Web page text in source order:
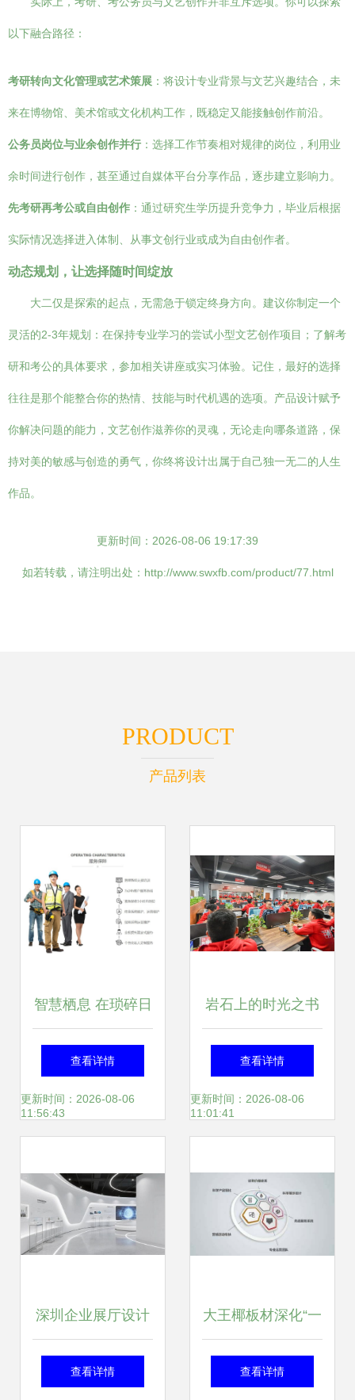
以下融合路径：
考研转向文化管理或艺术策展 ：将设计专业背景与文艺兴趣结合，未
来在博物馆、美术馆或文化机构工作，既稳定又能接触创作前沿。
公务员岗位与业余创作并行 ：选择工作节奏相对规律的岗位，利用业
余时间进行创作，甚至通过自媒体平台分享作品，逐步建立影响力。
先考研再考公或自由创作 ：通过研究生学历提升竞争力，毕业后根据
实际情况选择进入体制、从事文创行业或成为自由创作者。
动态规划，让选择随时间绽放
大二仅是探索的起点，无需急于锁定终身方向。建议你制定一个
灵活的2-3年规划：在保持专业学习的尝试小型文艺创作项目；了解考
研和考公的具体要求，参加相关讲座或实习体验。记住，最好的选择
往往是那个能整合你的热情、技能与时代机遇的选项。产品设计赋予
你解决问题的能力，文艺创作滋养你的灵魂，无论走向哪条道路，保
持对美的敏感与创造的勇气，你终将设计出属于自己独一无二的人生
作品。
更新时间：2026-08-06 19:17:39
如若转载，请注明出处：http://www.swxfb.com/product/77.html
PRODUCT
产品列表
智慧栖息 在琐碎日
常中安放一座梦里
的家
查看详情
更新时间：2026-08-06
11:56:43
岩石上的时光之书
2026温州岩板市场
趋势与品牌选择的
查看详情
更新时间：2026-08-06
11:01:41
深圳企业展厅设计
服务商评测 2026
查看详情
大王椰板材深化“一
体化经营·一站式购
查看详情